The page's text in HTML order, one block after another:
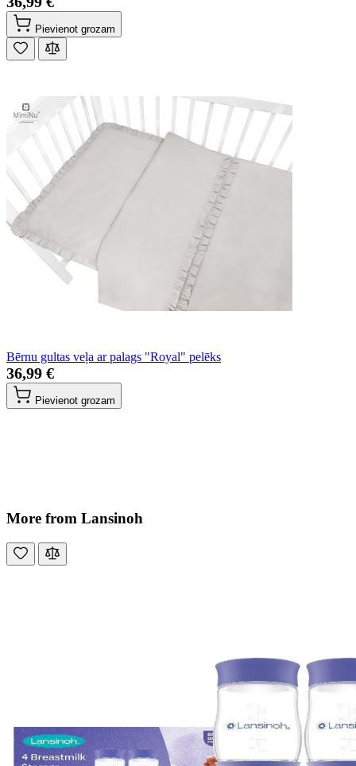
Pievienot grozam
Bērnu gultas veļa ar palags "Royal" pelēks
36,99 €
Pievienot grozam
More from Lansinoh